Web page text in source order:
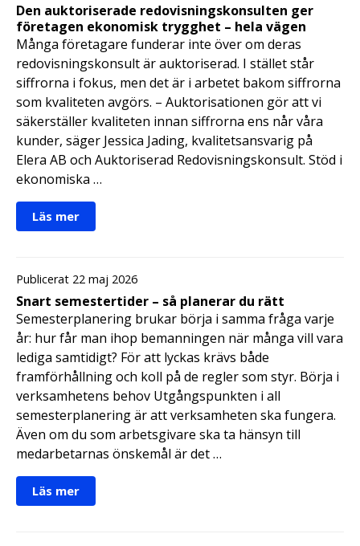
Den auktoriserade redovisningskonsulten ger
företagen ekonomisk trygghet – hela vägen
Många företagare funderar inte över om deras
redovisningskonsult är auktoriserad. I stället står
siffrorna i fokus, men det är i arbetet bakom siffrorna
som kvaliteten avgörs. – Auktorisationen gör att vi
säkerställer kvaliteten innan siffrorna ens når våra
kunder, säger Jessica Jading, kvalitetsansvarig på
Elera AB och Auktoriserad Redovisningskonsult. Stöd i
ekonomiska …
Läs mer
Publicerat 22 maj 2026
Snart semestertider – så planerar du rätt
Semesterplanering brukar börja i samma fråga varje
år: hur får man ihop bemanningen när många vill vara
lediga samtidigt? För att lyckas krävs både
framförhållning och koll på de regler som styr. Börja i
verksamhetens behov Utgångspunkten i all
semesterplanering är att verksamheten ska fungera.
Även om du som arbetsgivare ska ta hänsyn till
medarbetarnas önskemål är det …
Läs mer